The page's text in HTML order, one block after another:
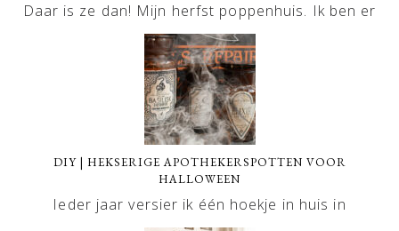
Daar is ze dan! Mijn herfst poppenhuis. Ik ben er
DIY | HEKSERIGE APOTHEKERSPOTTEN VOOR
HALLOWEEN
Ieder jaar versier ik één hoekje in huis in